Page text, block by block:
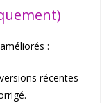
:
récentes